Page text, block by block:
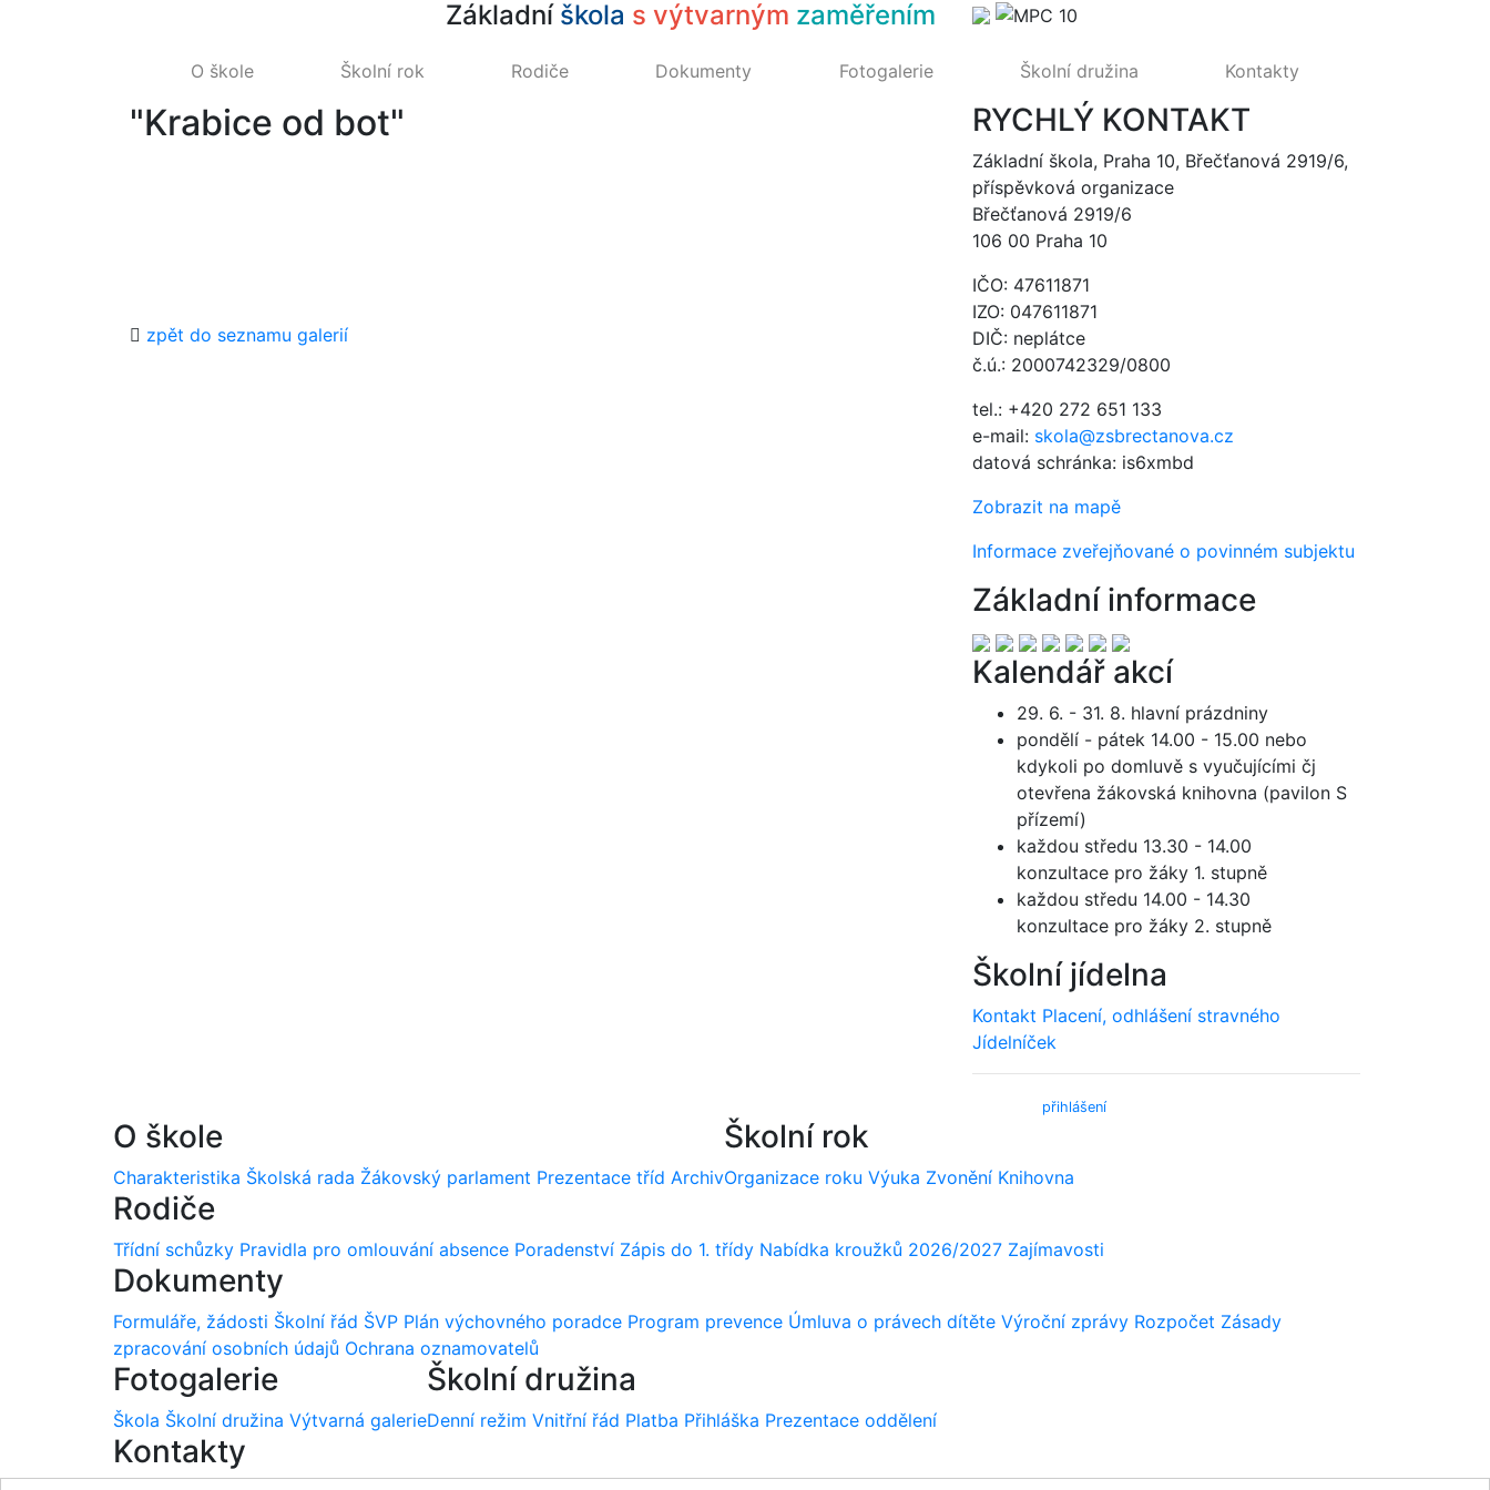
Základní škola s výtvarným zaměřením
O škole Školní rok Rodiče Dokumenty Fotogalerie Školní družina Kontakty
"Krabice od bot"
zpět do seznamu galerií
RYCHLÝ KONTAKT
Základní škola, Praha 10, Břečťanová 2919/6,
příspěvková organizace
Břečťanová 2919/6
106 00 Praha 10
IČO: 47611871
IZO: 047611871
DIČ: neplátce
č.ú.: 2000742329/0800
tel.: +420 272 651 133
e-mail: skola@zsbrectanova.cz
datová schránka: is6xmbd
Zobrazit na mapě
Informace zveřejňované o povinném subjektu
Základní informace
Kalendář akcí
29. 6. - 31. 8. hlavní prázdniny
pondělí - pátek 14.00 - 15.00 nebo
kdykoli po domluvě s vyučujícími čj
otevřena žákovská knihovna (pavilon S
přízemí)
každou středu 13.30 - 14.00
konzultace pro žáky 1. stupně
každou středu 14.00 - 14.30
konzultace pro žáky 2. stupně
Školní jídelna
Kontakt Placení, odhlášení stravného
Jídelníček
přihlášení)
O škole
Charakteristika Školská rada Žákovský parlament Prezentace tříd Archiv
Školní rok
Organizace roku Výuka Zvonění Knihovna
Rodiče
Třídní schůzky Pravidla pro omlouvání absence Poradenství Zápis do 1. třídy Nabídka kroužků 2026/2027 Zajímavosti
Dokumenty
Formuláře, žádosti Školní řád ŠVP Plán výchovného poradce Program prevence Úmluva o právech dítěte Výroční zprávy Rozpočet Zásady
zpracování osobních údajů Ochrana oznamovatelů
Fotogalerie
Škola Školní družina Výtvarná galerie
Školní družina
Denní režim Vnitřní řád Platba Přihláška Prezentace oddělení
Kontakty